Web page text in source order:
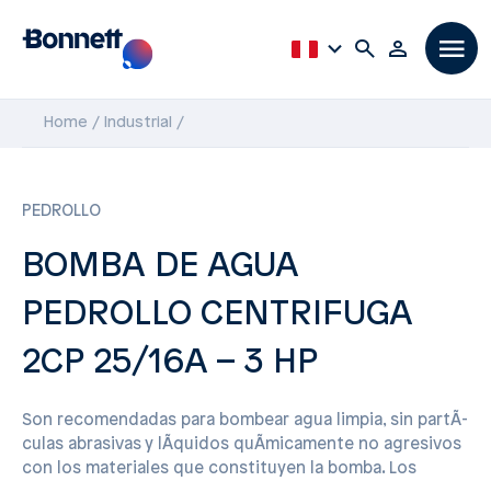
Home Industrial
PEDROLLO
BOMBA DE AGUA
PEDROLLO CENTRIFUGA
2CP 25/16A – 3 HP
Son recomendadas para bombear agua limpia, sin partÃ­
culas abrasivas y lÃ­quidos quÃ­micamente no agresivos
con los materiales que constituyen la bomba. Los